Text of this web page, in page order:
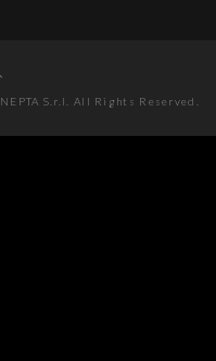
NEPTA S.r.l. All Rights Reserved.